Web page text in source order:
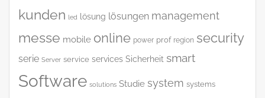
kunden led lösung lösungen management
messe mobile online power prof region security
serie Server service services Sicherheit smart
Software solutions Studie system systems